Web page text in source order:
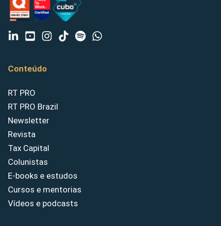
Conteúdo
RT PRO
RT PRO Brazil
Newsletter
Revista
Tax Capital
Colunistas
E-books e estudos
Cursos e mentorias
Vídeos e podcasts